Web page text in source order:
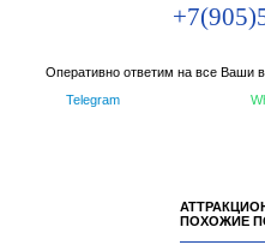
Оперативно ответим на все Ваши
Telegram
ПОХОЖИЕ